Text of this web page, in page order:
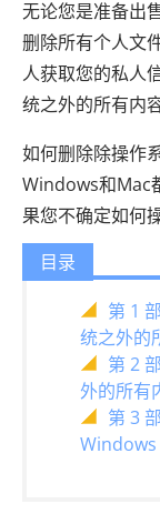
无论您是准备出
删除所有个人文
人获取您的私人
统之外的所有内
如何删除除操作
Windows和Mac
果您不确定如何
目录
第 1
统之外的
第 2
外的所有
第 3
Windows